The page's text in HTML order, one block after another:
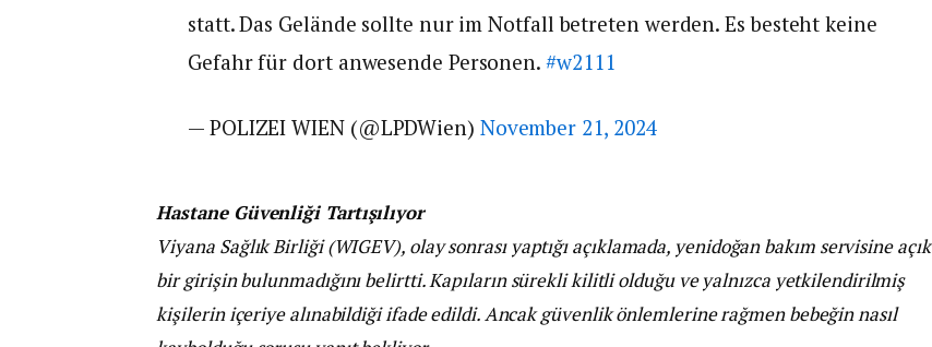
statt. Das Gelände sollte nur im Notfall betreten werden. Es besteht keine
Gefahr für dort anwesende Personen. #w2111
— POLIZEI WIEN (@LPDWien) November 21, 2024
Hastane Güvenliği Tartışılıyor
Viyana Sağlık Birliği (WIGEV), olay sonrası yaptığı açıklamada, yenidoğan bakım servisine açık
bir girişin bulunmadığını belirtti. Kapıların sürekli kilitli olduğu ve yalnızca yetkilendirilmiş
kişilerin içeriye alınabildiği ifade edildi. Ancak güvenlik önlemlerine rağmen bebeğin nasıl